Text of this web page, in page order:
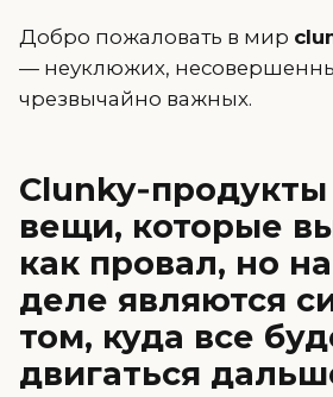
Добро пожаловать в мир
— неуклюжих,
чрезвычайно важных.
вещи, которые
как провал, но
деле являются
том, куда все
двигаться